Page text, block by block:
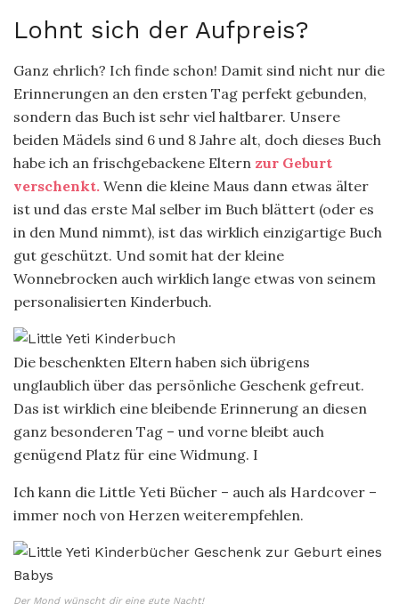
Lohnt sich der Aufpreis?
Ganz ehrlich? Ich finde schon! Damit sind nicht nur die
Erinnerungen an den ersten Tag perfekt gebunden,
sondern das Buch ist sehr viel haltbarer. Unsere
beiden Mädels sind 6 und 8 Jahre alt, doch dieses Buch
habe ich an frischgebackene Eltern zur Geburt
verschenkt. Wenn die kleine Maus dann etwas älter
ist und das erste Mal selber im Buch blättert (oder es
in den Mund nimmt), ist das wirklich einzigartige Buch
gut geschützt. Und somit hat der kleine
Wonnebrocken auch wirklich lange etwas von seinem
personalisierten Kinderbuch.
Die beschenkten Eltern haben sich übrigens
unglaublich über das persönliche Geschenk gefreut.
Das ist wirklich eine bleibende Erinnerung an diesen
ganz besonderen Tag – und vorne bleibt auch
genügend Platz für eine Widmung. I
Ich kann die Little Yeti Bücher – auch als Hardcover –
immer noch von Herzen weiterempfehlen.
Der Mond wünscht dir eine gute Nacht!